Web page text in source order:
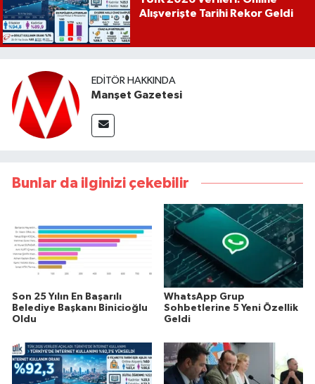
Alışverişte Tarihi Rekor Geldi
EDITÖR HAKKINDA
Manşet Gazetesi
Bunlar da ilginizi çekebilir
Son 25 Yılın En Başarılı
Belediye Başkanı Binicioğlu
Oldu
WhatsApp Grup
Sohbetlerine 5 Yeni Özellik
Geldi